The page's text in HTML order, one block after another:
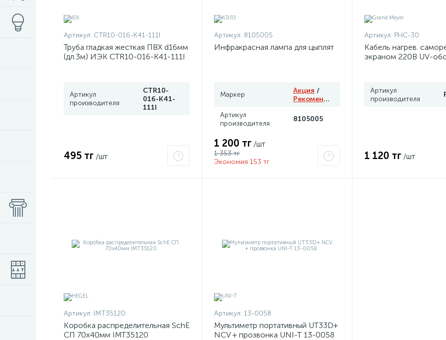
Артикул: CTR10-016-K41-111I
Труба гладкая жесткая ПВХ d16мм
(дл.3м) ИЭК CTR10-016-K41-111I
Артикул
производителя
CTR10-
016-K41-
111I
495 тг /шт
Артикул: 8105005
Инфракрасная лампа для цыплят
Маркер Акция /
Рекомендуем
Артикул
производителя
8105005
1 200 тг /шт
1 353 тг
Экономия 153 тг
Артикул: PHC-30
Кабель нагрев.
экраном 220В UV-
Артикул
производителя
1 120 тг /шт
Артикул: IMT35120
Коробка распределительная SchE
СП 70х40мм IMT35120
Артикул: 13-0058
Мультиметр портативный UT33D+
NCV + прозвонка UNI-T 13-0058